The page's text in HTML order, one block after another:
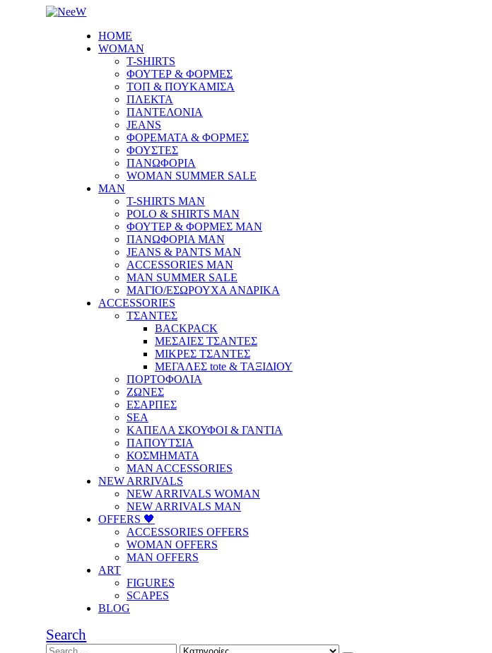
HOME
WOMAN
T-SHIRTS
ΦΟΥΤΕΡ & ΦΟΡΜΕΣ
ΤΟΠ & ΠΟΥΚΑΜΙΣΑ
ΠΛΕΚΤΑ
ΠΑΝΤΕΛΟΝΙΑ
JEANS
ΦΟΡΕΜΑΤΑ & ΦΟΡΜΕΣ
ΦΟΥΣΤΕΣ
ΠΑΝΩΦΟΡΙΑ
WOMAN SUMMER SALE
MAN
T-SHIRTS MAN
POLO & SHIRTS MAN
ΦΟΥΤΕΡ & ΦΟΡΜΕΣ MAN
ΠΑΝΩΦΟΡΙΑ MAN
JEANS & PANTS MAN
ACCESSORIES MAN
MAN SUMMER SALE
ΜΑΓΙΟ/ΕΣΩΡΟΥΧΑ ΑΝΔΡΙΚΑ
ACCESSORIES
ΤΣΑΝΤΕΣ
BACKPACK
ΜΕΣΑΙΕΣ ΤΣΑΝΤΕΣ
ΜΙΚΡΕΣ ΤΣΑΝΤΕΣ
ΜΕΓΑΛΕΣ tote & ΤΑΞΙΔΙΟΥ
ΠΟΡΤΟΦΟΛΙΑ
ΖΩΝΕΣ
ΕΣΑΡΠΕΣ
SEA
ΚΑΠΕΛΑ ΣΚΟΥΦΟΙ & ΓΑΝΤΙΑ
ΠΑΠΟΥΤΣΙΑ
ΚΟΣΜΗΜΑΤΑ
MAN ACCESSORIES
NEW ARRIVALS
NEW ARRIVALS WOMAN
NEW ARRIVALS MAN
OFFERS 🖤
ACCESSORIES OFFERS
WOMAN OFFERS
MAN OFFERS
ART
FIGURES
SCAPES
BLOG
Search